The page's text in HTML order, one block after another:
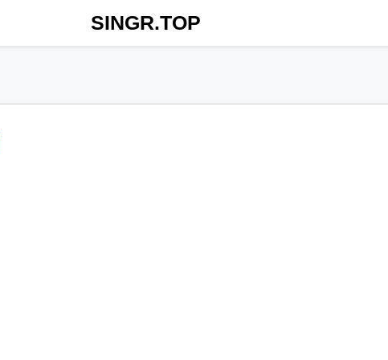
SINGR.TOP